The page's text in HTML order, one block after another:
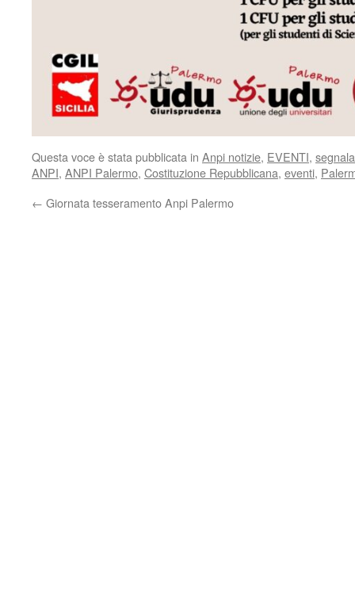
Questa voce è stata pubblicata in Anpi notizie, EVENTI,
ANPI, ANPI Palermo, Costituzione Repubblicana, eventi,
← Giornata tesseramento Anpi Palermo